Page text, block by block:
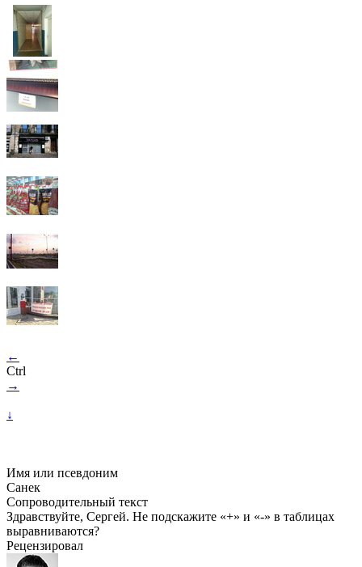
←
Ctrl
→
↓
Имя или псевдоним
Санек
Сопроводительный текст
Здравствуйте, Сергей. Не подскажите «+» и «-» в таблицах
выравниваются?
Рецензировал